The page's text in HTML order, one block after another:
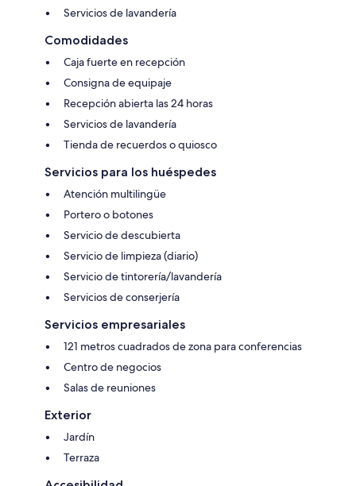
Servicios de lavandería
Comodidades
Caja fuerte en recepción
Consigna de equipaje
Recepción abierta las 24 horas
Servicios de lavandería
Tienda de recuerdos o quiosco
Servicios para los huéspedes
Atención multilingüe
Portero o botones
Servicio de descubierta
Servicio de limpieza (diario)
Servicio de tintorería/lavandería
Servicios de conserjería
Servicios empresariales
121 metros cuadrados de zona para conferencias
Centro de negocios
Salas de reuniones
Exterior
Jardín
Terraza